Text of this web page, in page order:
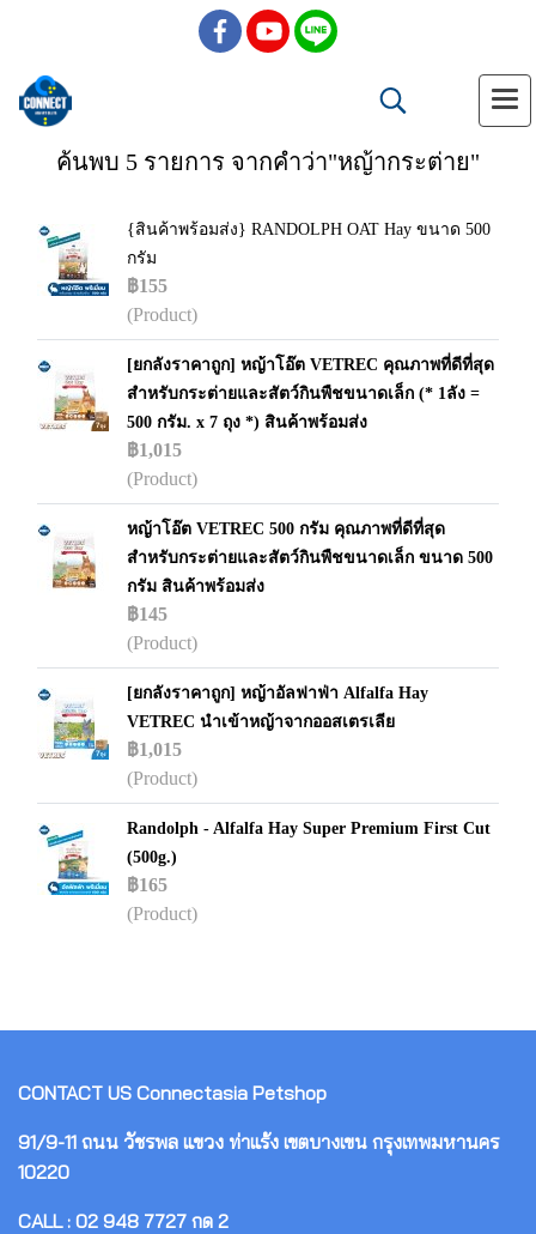
ค้นพบ 5 รายการ จากคำว่า"หญ้ากระต่าย"
{สินค้าพร้อมส่ง} RANDOLPH OAT Hay ขนาด 500
กรัม
฿155
(Product)
[ยกลังราคาถูก] หญ้าโอ๊ต VETREC คุณภาพที่ดีที่สุด
สำหรับกระต่ายและสัตว์กินพืชขนาดเล็ก (* 1ลัง =
500 กรัม. x 7 ถุง *) สินค้าพร้อมส่ง
฿1,015
(Product)
หญ้าโอ๊ต VETREC 500 กรัม คุณภาพที่ดีที่สุด
สำหรับกระต่ายและสัตว์กินพืชขนาดเล็ก ขนาด 500
กรัม สินค้าพร้อมส่ง
฿145
(Product)
[ยกลังราคาถูก] หญ้าอัลฟาฟ่า Alfalfa Hay
VETREC นำเข้าหญ้าจากออสเตรเลีย
฿1,015
(Product)
Randolph - Alfalfa Hay Super Premium First Cut
(500g.)
฿165
(Product)
CONTACT US Connectasia Petshop
91/9-11 ถนน วัชรพล แขวง ท่าแร้ง เขตบางเขน กรุงเทพมหานคร
10220
CALL : 02 948 7727 กด 2